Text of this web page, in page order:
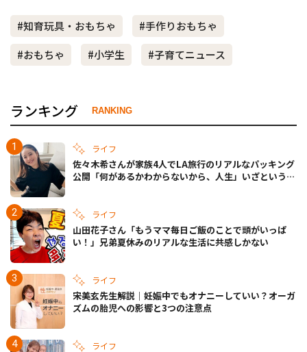
#知育玩具・おもちゃ
#手作りおもちゃ
#おもちゃ
#小学生 #子育てニュース
ランキング RANKING
ライフ
佐々木希さんが家族4人でLA旅行のリアルなパッキング
公開「何があるかわからないから、人生」いざというと
ライフ
山田花子さん「もうママ毎日ご飯のことで頭がいっぱ
い！」兄弟夏休みのリアルな生活に共感しかない
ライフ
宋美玄先生解説｜妊娠中でもオナニーしていい？オーガ
ズムの胎児への影響と3つの注意点
ライフ